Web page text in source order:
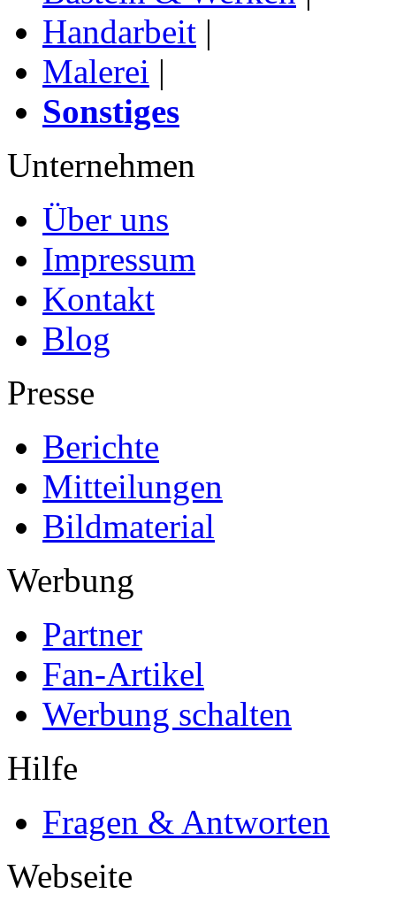
Handarbeit |
Malerei |
Sonstiges
Unternehmen
Über uns
Impressum
Kontakt
Blog
Presse
Berichte
Mitteilungen
Bildmaterial
Werbung
Partner
Fan-Artikel
Werbung schalten
Hilfe
Fragen & Antworten
Webseite